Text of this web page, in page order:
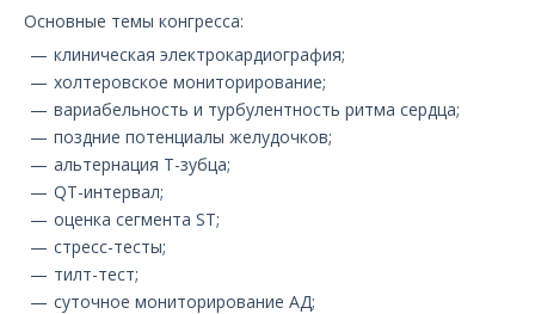
Основные темы конгресса:
клиническая электрокардиография;
холтеровское мониторирование;
вариабельность и турбулентность ритма сердца;
поздние потенциалы желудочков;
альтернация Т-зубца;
QT-интервал;
оценка сегмента ST;
стресс-тесты;
тилт-тест;
суточное мониторирование АД;